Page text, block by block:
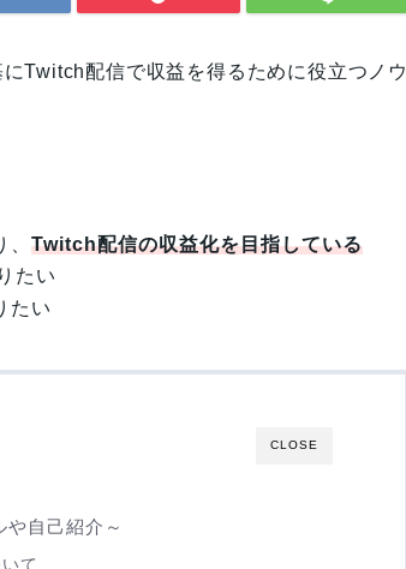
Twitch配信で収益を得るために役立つノウ
Twitch配信の収益化を目指している
たい
たい
CLOSE
自己紹介～
て